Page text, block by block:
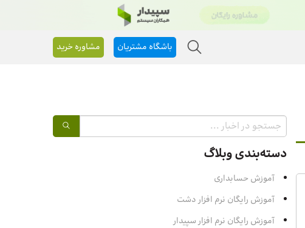
باشگاه مشتریان مشاوره خرید
دسته‌بندی وبلاگ
آموزش حسابداری
آموزش رایگان نرم افزار دشت
آموزش رایگان نرم افزار سپیدار